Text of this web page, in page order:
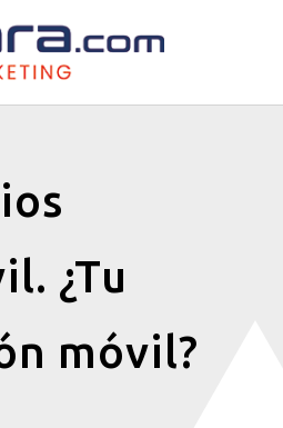
¿Tu
móvil?